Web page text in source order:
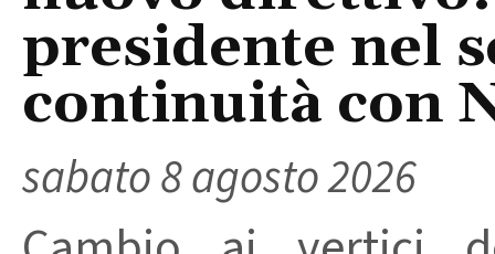
presidente nel
continuità con
sabato 8 agosto 2026